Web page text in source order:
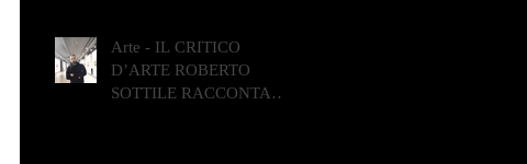
Arte - IL CRITICO
D’ARTE ROBERTO
SOTTILE RACCONTA